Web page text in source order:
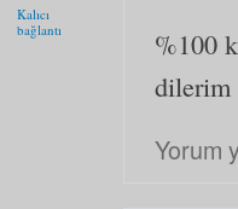
Kalıcı
bağlantı
%100
dilerim
Yorum